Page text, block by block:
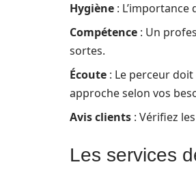
Hygiène :
Compétence : Un
sortes.
Écoute : Le perceur
approche selon vos
Avis clients : Vérifiez
Les services